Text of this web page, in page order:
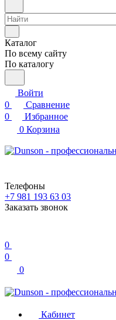
Каталог
По всему сайту
По каталогу
Войти
0
Сравнение
0
Избранное
0 Корзина
Телефоны
+7 981 193 63 03
Заказать звонок
0
0
0
Кабинет